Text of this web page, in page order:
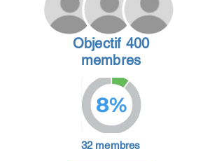
Objectif 400
membres
8%
32 membres